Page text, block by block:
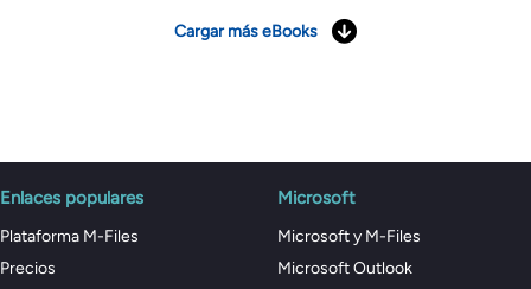
Cargar más eBooks
Enlaces populares
Plataforma M-Files
Precios
Microsoft
Microsoft y M-Files
Microsoft Outlook